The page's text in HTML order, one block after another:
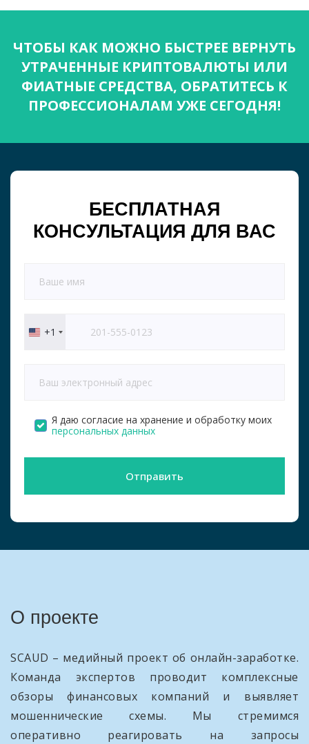
ЧТОБЫ КАК МОЖНО БЫСТРЕЕ ВЕРНУТЬ
УТРАЧЕННЫЕ КРИПТОВАЛЮТЫ ИЛИ
ФИАТНЫЕ СРЕДСТВА, ОБРАТИТЕСЬ К
ПРОФЕССИОНАЛАМ УЖЕ СЕГОДНЯ!
БЕСПЛАТНАЯ
КОНСУЛЬТАЦИЯ ДЛЯ ВАС
United
+1
Я даю согласие на хранение и обработку моих
персональных данных
Отправить
О проекте
SCAUD – медийный проект об онлайн-заработке.
Команда экспертов проводит комплексные
обзоры финансовых компаний и выявляет
мошеннические схемы. Мы стремимся
оперативно реагировать на запросы